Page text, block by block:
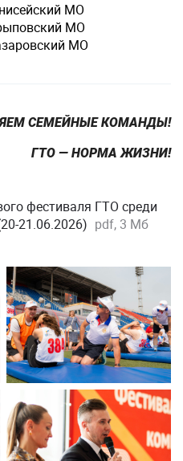
МО
МО
МО
СЕМЕЙНЫЕ КОМАНДЫ!
ГТО — НОРМА ЖИЗНИ!
фестиваля ГТО среди
21.06.2026) pdf, 3 Мб